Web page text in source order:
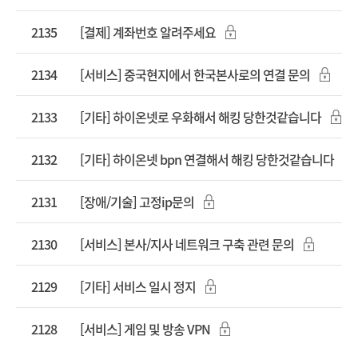
2135 [결제] 계좌번호 알려주세요
2134 [서비스] 중국현지에서 한국본사로의 연결 문의
2133 [기타] 하이온넷로 우화해서 해킹 당한것같습니다
2132 [기타] 하이온넷 bpn 연결해서 해킹 당한것같습니다
2131 [장애/기술] 고정ip문의
2130 [서비스] 본사/지사 네트워크 구축 관련 문의
2129 [기타] 서비스 일시 정지
2128 [서비스] 게임 및 방송 VPN